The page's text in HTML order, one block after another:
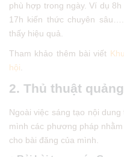
phù hợp trong ngày. Ví dụ 8h
17h kiến thức chuyên
thấy hiệu quả.
Tham khảo thêm bài viết
hội
2. Thủ thuật
Ngoài việc sáng tạo nội dung
mình các phương pháp
cho bài đăng của mình.